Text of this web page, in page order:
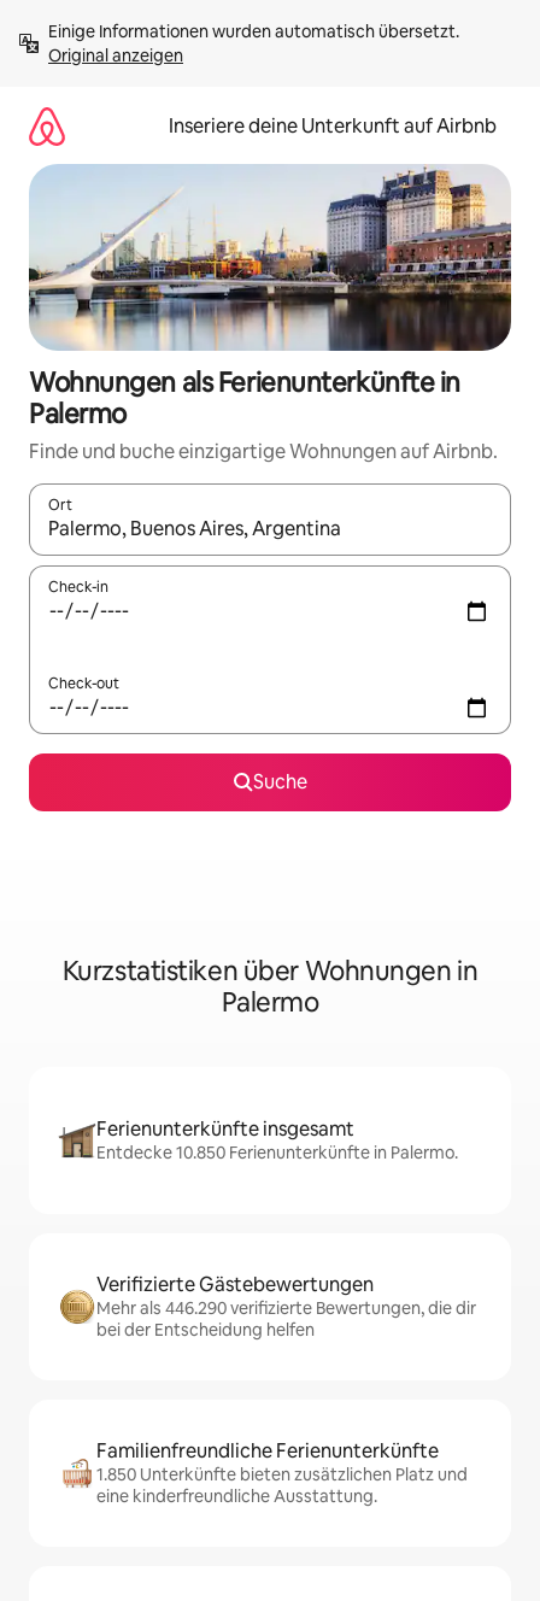
Inhalten
springenOriginal anzeigen
Inseriere deine Unterkunft auf Airbnb
Wohnungen als Ferienunterkünfte in
Palermo
Finde und buche einzigartige Wohnungen auf Airbnb.
Ort
Wenn Ergebnisse verfügbar sind, navigiere mit den
Check-in
Check-out
Suche
Kurzstatistiken über Wohnungen in
Palermo
Ferienunterkünfte insgesamt
Entdecke 10.850 Ferienunterkünfte in Palermo.
Verifizierte Gästebewertungen
Mehr als 446.290 verifizierte Bewertungen, die dir
bei der Entscheidung helfen
Familienfreundliche Ferienunterkünfte
1.850 Unterkünfte bieten zusätzlichen Platz und
eine kinderfreundliche Ausstattung.